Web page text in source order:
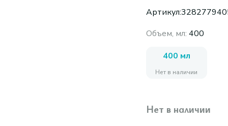
Артикул:
Объем, мл: 400
400 мл
Нет в наличии
Нет в наличии